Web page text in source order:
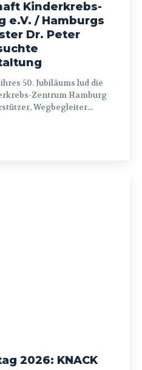
Kinderkrebs-
e.V. / Hamburgs
Dr. Peter
Zentrum Hamburg
Wegbegleiter...
2026: KNACK